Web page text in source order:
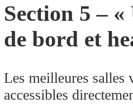
Section​ 5 –​
de bord et
Les meilleures salles
accessibles